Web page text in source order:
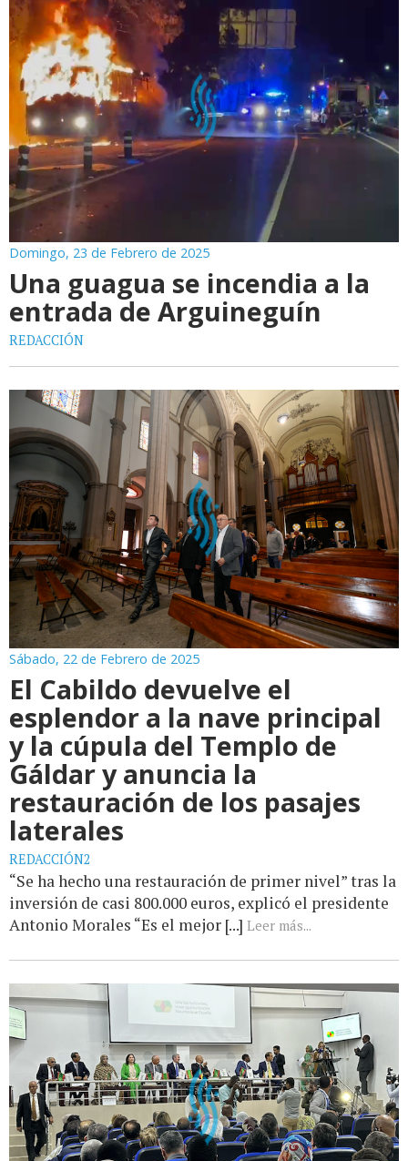
Domingo, 23 de Febrero de 2025
Una guagua se incendia a la
entrada de Arguineguín
REDACCIÓN
Sábado, 22 de Febrero de 2025
El Cabildo devuelve el
esplendor a la nave principal
y la cúpula del Templo de
Gáldar y anuncia la
restauración de los pasajes
laterales
REDACCIÓN2
“Se ha hecho una restauración de primer nivel” tras la
inversión de casi 800.000 euros, explicó el presidente
Antonio Morales “Es el mejor [...] Leer más...